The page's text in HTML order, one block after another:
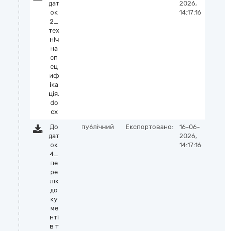
дат
ок
2_
тех
ніч
на
сп
ец
иф
іка
ція.
do
cx
2026,
14:17:16
До
дат
ок
4_
пе
ре
лік
до
ку
ме
нті
в т
публічний Експортовано:
16-06-
2026,
14:17:16